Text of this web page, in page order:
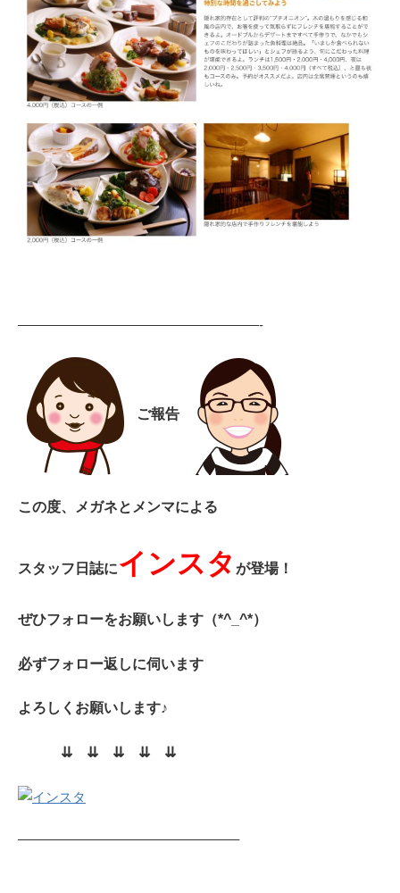
——————————————————-
ご報告
この度、メガネとメンマによる
スタッフ日誌にインスタ が登場！
ぜひフォローをお願いします（*^_^*）
必ずフォロー返しに伺います
よろしくお願いします♪
⇊ ⇊ ⇊ ⇊ ⇊
————————————————–